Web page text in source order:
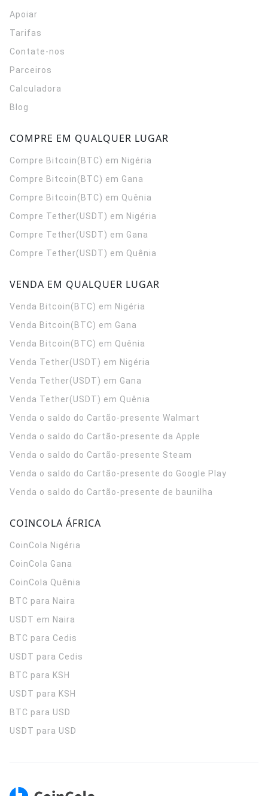
Apoiar
Tarifas
Contate-nos
Parceiros
Calculadora
Blog
COMPRE EM QUALQUER LUGAR
Compre Bitcoin(BTC) em Nigéria
Compre Bitcoin(BTC) em Gana
Compre Bitcoin(BTC) em Quênia
Compre Tether(USDT) em Nigéria
Compre Tether(USDT) em Gana
Compre Tether(USDT) em Quênia
VENDA EM QUALQUER LUGAR
Venda Bitcoin(BTC) em Nigéria
Venda Bitcoin(BTC) em Gana
Venda Bitcoin(BTC) em Quênia
Venda Tether(USDT) em Nigéria
Venda Tether(USDT) em Gana
Venda Tether(USDT) em Quênia
Venda o saldo do Cartão-presente Walmart
Venda o saldo do Cartão-presente da Apple
Venda o saldo do Cartão-presente Steam
Venda o saldo do Cartão-presente do Google Play
Venda o saldo do Cartão-presente de baunilha
COINCOLA ÁFRICA
CoinCola Nigéria
CoinCola Gana
CoinCola Quênia
BTC para Naira
USDT em Naira
BTC para Cedis
USDT para Cedis
BTC para KSH
USDT para KSH
BTC para USD
USDT para USD